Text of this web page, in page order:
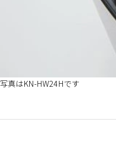
写真はKN-HW24Hです